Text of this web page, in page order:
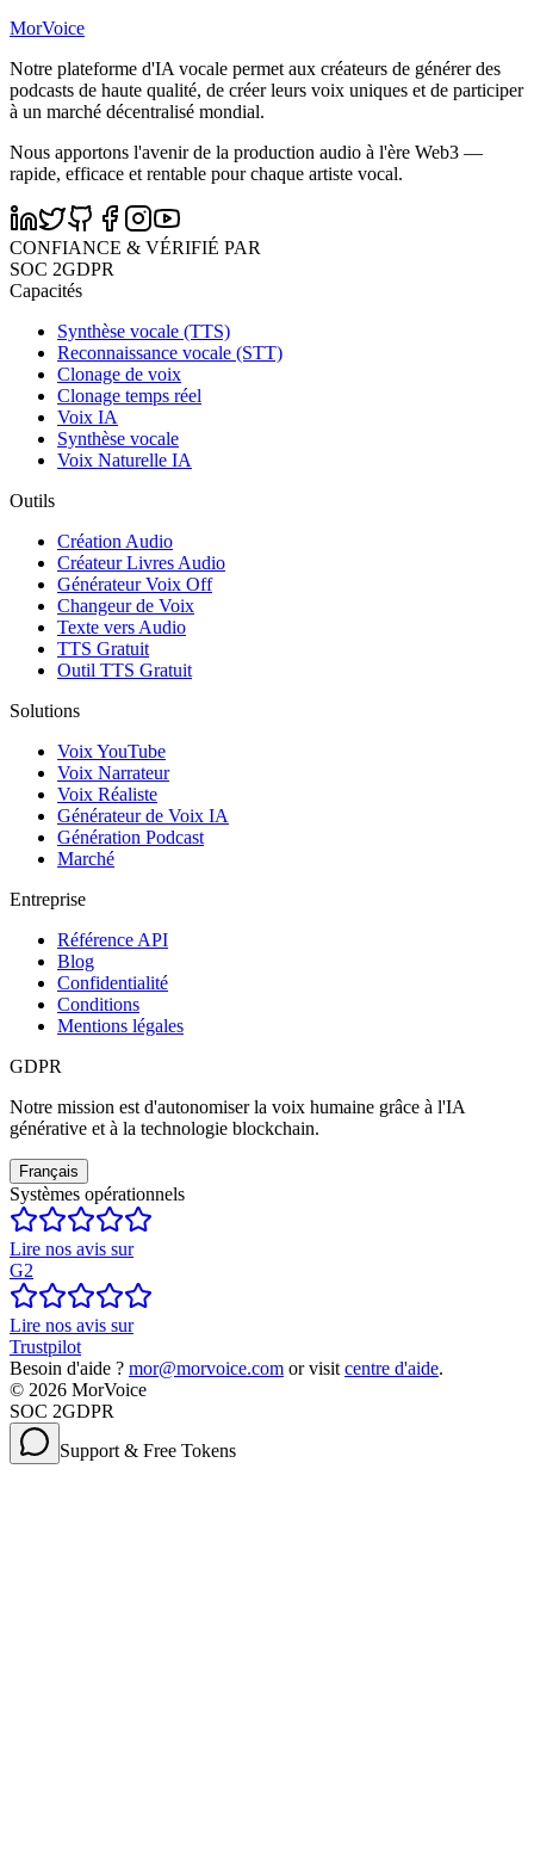
MorVoice
Notre plateforme d'IA vocale permet aux créateurs de générer des
podcasts de haute qualité, de créer leurs voix uniques et de participer
à un marché décentralisé mondial.
Nous apportons l'avenir de la production audio à l'ère Web3 —
rapide, efficace et rentable pour chaque artiste vocal.
CONFIANCE & VÉRIFIÉ PAR
SOC 2GDPR
Capacités
Synthèse vocale (TTS)
Reconnaissance vocale (STT)
Clonage de voix
Clonage temps réel
Voix IA
Synthèse vocale
Voix Naturelle IA
Outils
Création Audio
Créateur Livres Audio
Générateur Voix Off
Changeur de Voix
Texte vers Audio
TTS Gratuit
Outil TTS Gratuit
Solutions
Voix YouTube
Voix Narrateur
Voix Réaliste
Générateur de Voix IA
Génération Podcast
Marché
Entreprise
Référence API
Blog
Confidentialité
Conditions
Mentions légales
GDPR
Notre mission est d'autonomiser la voix humaine grâce à l'IA
générative et à la technologie blockchain.
Français
Systèmes opérationnels
Lire nos avis sur
G2
Lire nos avis sur
Trustpilot
Besoin d'aide ? mor@morvoice.com or visit centre d'aide.
© 2026 MorVoice
SOC 2GDPR
Support & Free Tokens